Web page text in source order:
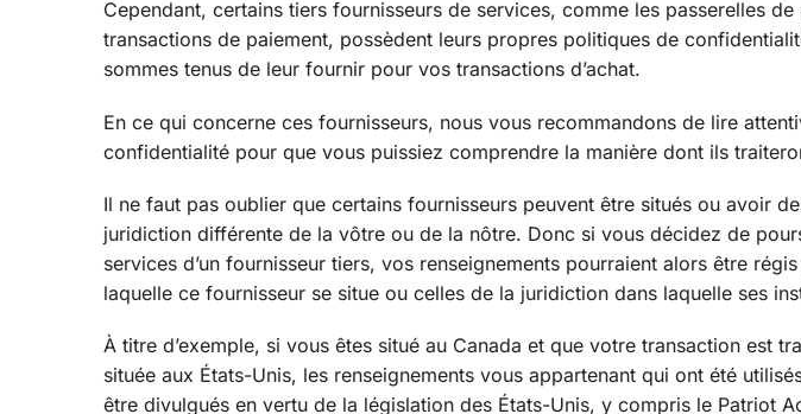
Cependant, certains tiers fournisseurs de services, comme les passerelles
transactions de paiement, possèdent leurs propres politiques de
sommes tenus de leur fournir pour vos transactions d’achat.
En ce qui concerne ces fournisseurs, nous vous recommandons de lire
confidentialité pour que vous puissiez comprendre la manière dont ils
Il ne faut pas oublier que certains fournisseurs peuvent être situés ou avoir
juridiction différente de la vôtre ou de la nôtre. Donc si vous décidez de
services d’un fournisseur tiers, vos renseignements pourraient alors être
laquelle ce fournisseur se situe ou celles de la juridiction dans laquelle ses
À titre d’exemple, si vous êtes situé au Canada et que votre transaction est
située aux États-Unis, les renseignements vous appartenant qui ont été
être divulgués en vertu de la législation des États-Unis, y compris le Patriot